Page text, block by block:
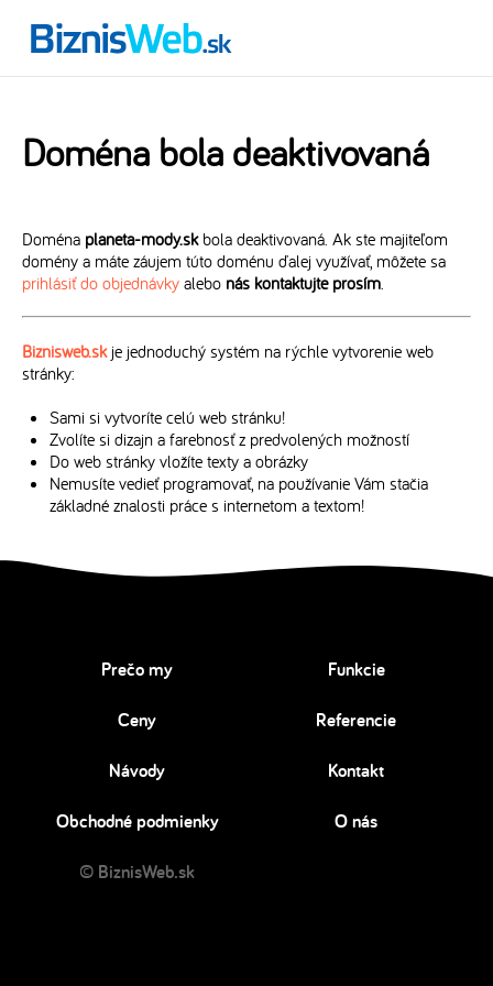
Doména bola deaktivovaná
Doména planeta-mody.skbola deaktivovaná. Ak ste majiteľom
domény a máte záujem túto doménu ďalej využívať, môžete sa
prihlásiť do objednávky alebo nás kontaktujte prosím.
Biznisweb.skje jednoduchý systém na rýchle vytvorenie web
stránky:
Sami si vytvoríte celú web stránku!
Zvolíte si dizajn a farebnosť z predvolených možností
Do web stránky vložíte texty a obrázky
Nemusíte vedieť programovať, na používanie Vám stačia
základné znalosti práce s internetom a textom!
Prečo my Funkcie
Ceny Referencie
Návody Kontakt
Obchodné podmienky O nás
© BiznisWeb.sk